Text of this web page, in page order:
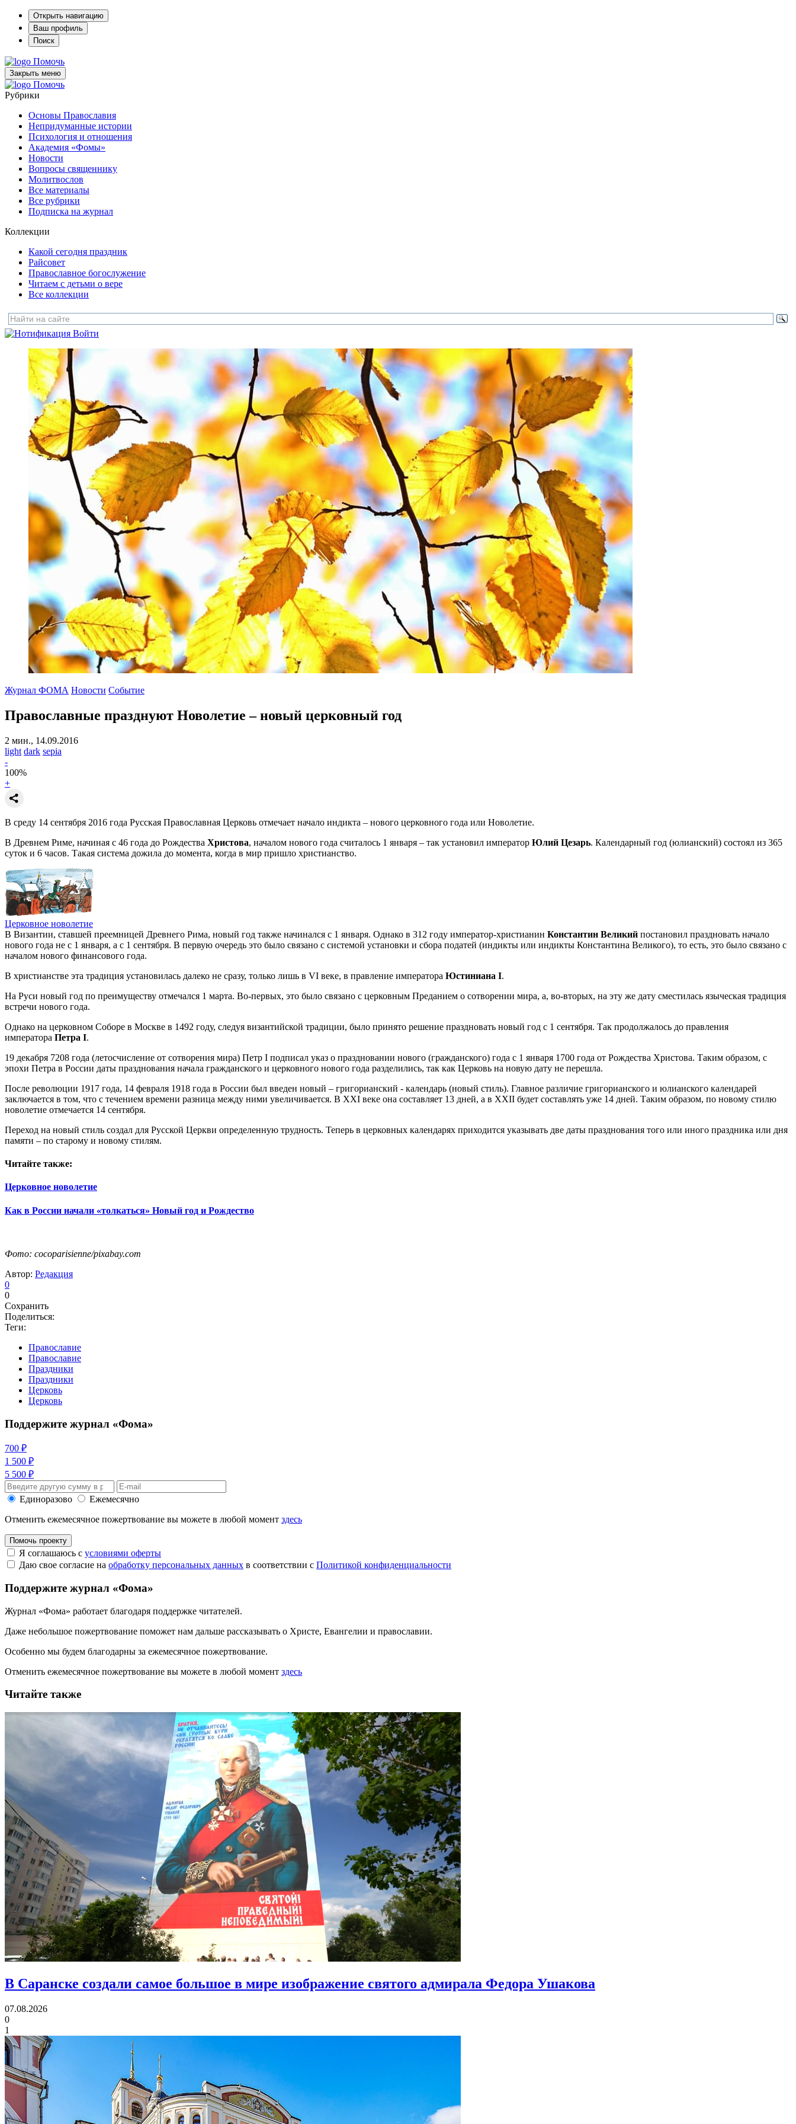
Открыть навигацию
Ваш профиль
Поиск
Помочь
Закрыть меню
Помочь
Рубрики
Основы Православия
Непридуманные истории
Психология и отношения
Академия «Фомы»
Новости
Вопросы священнику
Молитвослов
Все материалы
Все рубрики
Подписка на журнал
Коллекции
Какой сегодня праздник
Райсовет
Православное богослужение
Читаем с детьми о вере
Все коллекции
Войти
Журнал ФОМА Новости Событие
Православные празднуют Новолетие – новый церковный год
2 мин., 14.09.2016
light dark sepia
-
100%
+
В среду 14 сентября 2016 года Русская Православная Церковь отмечает начало индикта – нового церковного года или Новолетие.
В Древнем Риме, начиная с 46 года до Рождества Христова, началом нового года считалось 1 января – так установил император Юлий Цезарь. Календарный год (юлианский) состоял из 365
суток и 6 часов. Такая система дожила до момента, когда в мир пришло христианство.
Церковное новолетие
В Византии, ставшей преемницей Древнего Рима, новый год также начинался с 1 января. Однако в 312 году император-христианин Константин Великий постановил праздновать начало
нового года не с 1 января, а с 1 сентября. В первую очередь это было связано с системой установки и сбора податей (индикты или индикты Константина Великого), то есть, это было связано с
началом нового финансового года.
В христианстве эта традиция установилась далеко не сразу, только лишь в VI веке, в правление императора Юстиниана I.
На Руси новый год по преимуществу отмечался 1 марта. Во-первых, это было связано с церковным Преданием о сотворении мира, а, во-вторых, на эту же дату сместилась языческая традиция
встречи нового года.
Однако на церковном Соборе в Москве в 1492 году, следуя византийской традиции, было принято решение праздновать новый год с 1 сентября. Так продолжалось до правления
императора Петра I.
19 декабря 7208 года (летосчисление от сотворения мира) Петр I подписал указ о праздновании нового (гражданского) года с 1 января 1700 года от Рождества Христова. Таким образом, с
эпохи Петра в России даты празднования начала гражданского и церковного нового года разделились, так как Церковь на новую дату не перешла.
После революции 1917 года, 14 февраля 1918 года в России был введен новый – григорианский - календарь (новый стиль). Главное различие григорианского и юлианского календарей
заключается в том, что с течением времени разница между ними увеличивается. В XXI веке она составляет 13 дней, а в XXII будет составлять уже 14 дней. Таким образом, по новому стилю
новолетие отмечается 14 сентября.
Переход на новый стиль создал для Русской Церкви определенную трудность. Теперь в церковных календарях приходится указывать две даты празднования того или иного праздника или дня
памяти – по старому и новому стилям.
Читайте также:
Церковное новолетие
Как в России начали «толкаться» Новый год и Рождество
Фото: cocoparisienne/pixabay.com
Автор: Редакция
0
0
Сохранить
Поделиться:
Теги:
Православие
Православие
Праздники
Праздники
Церковь
Церковь
Поддержите журнал «Фома»
700 ₽
1 500 ₽
5 500 ₽
Единоразово
Ежемесячно
Отменить ежемесячное пожертвование вы можете в любой момент здесь
Помочь проекту
Я соглашаюсь с условиями оферты
Даю свое согласие на обработку персональных данных в соответствии с Политикой конфиденциальности
Поддержите журнал «Фома»
Журнал «Фома» работает благодаря поддержке читателей.
Даже небольшое пожертвование поможет нам дальше рассказывать о Христе, Евангелии и православии.
Особенно мы будем благодарны за ежемесячное пожертвование.
Отменить ежемесячное пожертвование вы можете в любой момент здесь
Читайте также
В Саранске создали самое большое в мире изображение святого адмирала Федора Ушакова
07.08.2026
0
1